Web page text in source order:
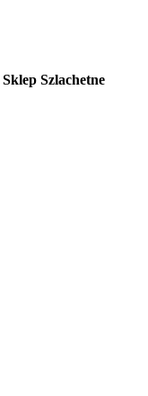
Sklep Szlachetne